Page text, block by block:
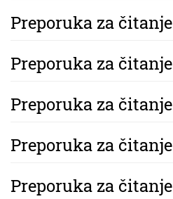
Preporuka za čitanje
Preporuka za čitanje
Preporuka za čitanje
Preporuka za čitanje
Preporuka za čitanje